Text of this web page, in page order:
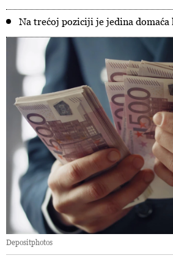
Na trećoj poziciji je jedina domaća
Depositphotos